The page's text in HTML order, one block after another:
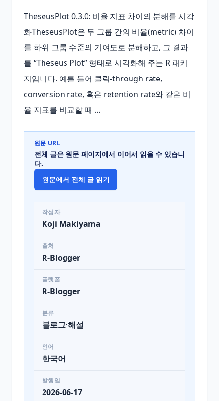
TheseusPlot 0.3.0: 비율 지표 차이의 분해를 시각
화TheseusPlot은 두 그룹 간의 비율(metric) 차이
를 하위 그룹 수준의 기여도로 분해하고, 그 결과
를 “Theseus Plot” 형태로 시각화해 주는 R 패키
지입니다. 예를 들어 클릭‑through rate,
conversion rate, 혹은 retention rate와 같은 비
율 지표를 비교할 때 …
원문 URL
전체 글은 원문 페이지에서 이어서 읽을 수 있습니
다.
원문에서 전체 글 읽기
작성자
Koji Makiyama
출처
R-Blogger
플랫폼
R-Blogger
분류
블로그·해설
언어
한국어
발행일
2026-06-17